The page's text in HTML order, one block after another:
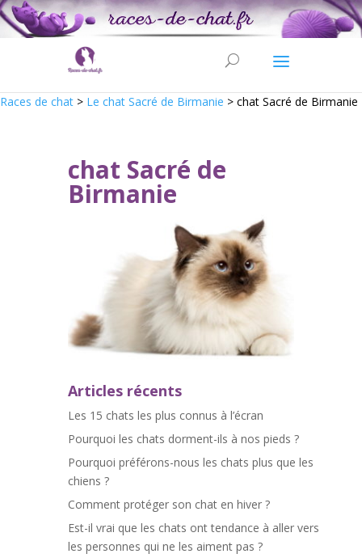
Races de chat > Le chat Sacré de Birmanie > chat Sacré de Birmanie
chat Sacré de
Birmanie
Articles récents
Les 15 chats les plus connus à l’écran
Pourquoi les chats dorment-ils à nos pieds ?
Pourquoi préférons-nous les chats plus que les
chiens ?
Comment protéger son chat en hiver ?
Est-il vrai que les chats ont tendance à aller vers
les personnes qui ne les aiment pas ?